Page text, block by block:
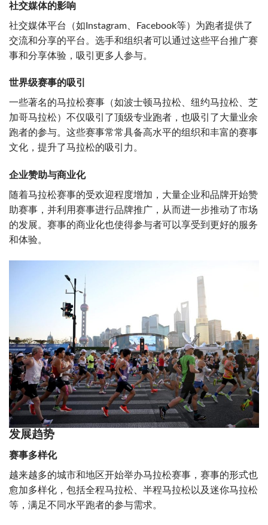
社交媒体的影响
社交媒体平台（如Instagram、Facebook等）为跑者提供了
交流和分享的平台。选手和组织者可以通过这些平台推广赛
事和分享体验，吸引更多人参与。
世界级赛事的吸引
一些著名的马拉松赛事（如波士顿马拉松、纽约马拉松、芝
加哥马拉松）不仅吸引了顶级专业跑者，也吸引了大量业余
跑者的参与。这些赛事常常具备高水平的组织和丰富的赛事
文化，提升了马拉松的吸引力。
企业赞助与商业化
随着马拉松赛事的受欢迎程度增加，大量企业和品牌开始赞
助赛事，并利用赛事进行品牌推广，从而进一步推动了市场
的发展。赛事的商业化也使得参与者可以享受到更好的服务
和体验。
发展趋势
赛事多样化
越来越多的城市和地区开始举办马拉松赛事，赛事的形式也
愈加多样化，包括全程马拉松、半程马拉松以及迷你马拉松
等，满足不同水平跑者的参与需求。